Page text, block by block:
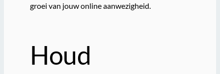
groei van jouw online aanwezigheid.
Houd